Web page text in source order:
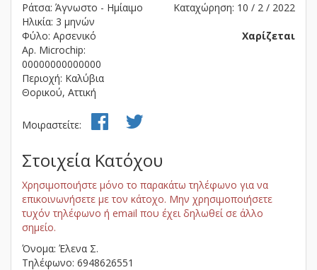
Ράτσα: Άγνωστο - Ημίαιμο
Ηλικία: 3 μηνών
Φύλο: Αρσενικό
Αρ. Microchip:
00000000000000
Περιοχή: Καλύβια
Θορικού, Αττική
Καταχώρηση: 10 / 2 / 2022
Χαρίζεται
Μοιραστείτε:
Στοιχεία Κατόχου
Χρησιμοποιήστε μόνο το παρακάτω τηλέφωνο για να
επικοινωνήσετε με τον κάτοχο. Μην χρησιμοποιήσετε
τυχόν τηλέφωνο ή email που έχει δηλωθεί σε άλλο
σημείο.
Όνομα: Έλενα Σ.
Τηλέφωνο: 6948626551